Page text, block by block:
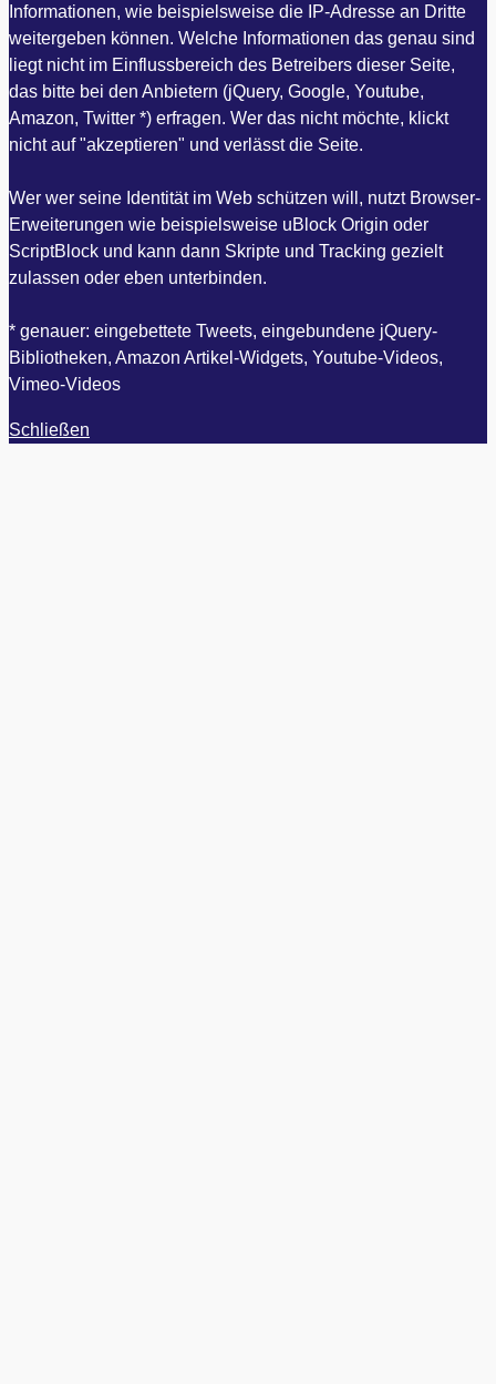
Informationen, wie beispielsweise die IP-Adresse an Dritte
weitergeben können. Welche Informationen das genau sind
liegt nicht im Einflussbereich des Betreibers dieser Seite,
das bitte bei den Anbietern (jQuery, Google, Youtube,
Amazon, Twitter *) erfragen. Wer das nicht möchte, klickt
nicht auf "akzeptieren" und verlässt die Seite.
Wer wer seine Identität im Web schützen will, nutzt Browser-
Erweiterungen wie beispielsweise uBlock Origin oder
ScriptBlock und kann dann Skripte und Tracking gezielt
zulassen oder eben unterbinden.
* genauer: eingebettete Tweets, eingebundene jQuery-
Bibliotheken, Amazon Artikel-Widgets, Youtube-Videos,
Vimeo-Videos
Schließen